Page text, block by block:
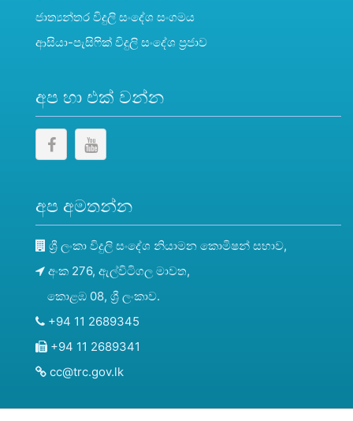
ජාත්‍යන්තර විදුලි සංදේශ සංගමය
ආසියා-පැසිෆික් විදුලි සංදේශ ප්‍රජාව
අප හා එක් වන්න
අප අමතන්න
ශ්‍රී ලංකා විදුලි සංදේශ නියාමන කොමිෂන් සභාව,
අංක 276, ඇල්විටිගල මාවත,
කොළඹ 08, ශ්‍රී ලංකාව.
+94 11 2689345
+94 11 2689341
cc@trc.gov.lk